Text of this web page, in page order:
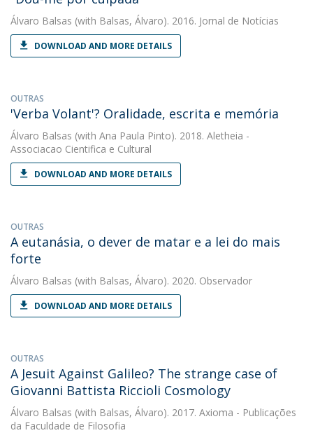
Álvaro Balsas (with Balsas, Álvaro). 2016. Jornal de Notícias
DOWNLOAD AND MORE DETAILS
OUTRAS
'Verba Volant'? Oralidade, escrita e memória
Álvaro Balsas (with Ana Paula Pinto). 2018. Aletheia -
Associacao Cientifica e Cultural
DOWNLOAD AND MORE DETAILS
OUTRAS
A eutanásia, o dever de matar e a lei do mais
forte
Álvaro Balsas (with Balsas, Álvaro). 2020. Observador
DOWNLOAD AND MORE DETAILS
OUTRAS
A Jesuit Against Galileo? The strange case of
Giovanni Battista Riccioli Cosmology
Álvaro Balsas (with Balsas, Álvaro). 2017. Axioma - Publicações
da Faculdade de Filosofia